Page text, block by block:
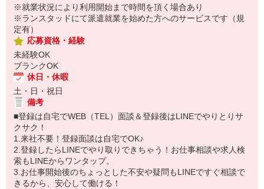
※就業状況により利用開始まで時間を頂く場合あり
※ランスタッドにて派遣就業を始めた方へのサービスです（規
定有）
応募資格・経験
未経験OK
ブランクOK
休日・休暇
土・日・祝日
備考
■登録は自宅でWEB（TEL）面談＆登録後はLINEでやりとりサ
クサク！
1.来社不要！登録面談は自宅でOK♪
2.登録したらLINEでやり取りできちゃう！お仕事相談や求人検
索もLINEからワンタップ。
3.お仕事開始後のちょっとした不安や疑問もLINEですぐ相談で
きるから、安心して働ける！